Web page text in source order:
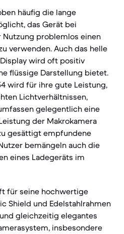
häufig die lange
das Gerät bei
problemlos einen
verwenden. Auch das helle
wird oft positiv
flüssige Darstellung bietet.
wird für ihre gute Leistung,
Lichtverhältnissen,
gelegentlich eine
der Makrokamera
gesättigt empfundene
bemängeln auch die
eines Ladegeräts im
für seine hochwertige
Shield und Edelstahlrahmen
gleichzeitig elegantes
insbesondere